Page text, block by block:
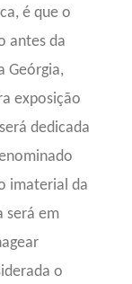
é que o
antes da
Geórgia,
exposição
dedicada
imaterial da
será em
o